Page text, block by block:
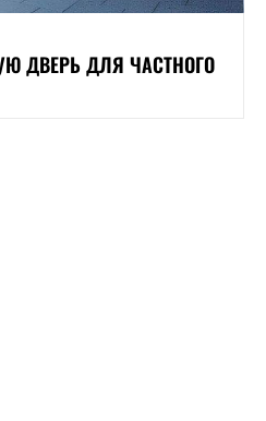
ДВЕРЬ ДЛЯ ЧАСТНОГО